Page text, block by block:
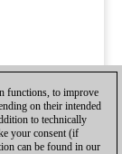
functions, to improve
on their intended
to technically
your consent (if
can be found in our